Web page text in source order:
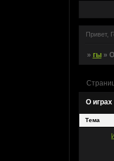
Привет,
» гы »
О играх
Тема